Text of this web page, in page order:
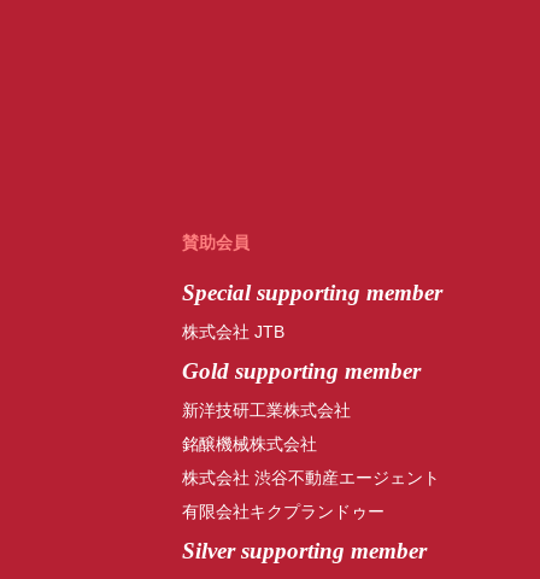
賛助会員
Specialsupporting member
株式会社 JTB
Gold supporting member
新洋技研工業株式会社
銘醸機械株式会社
株式会社 渋谷不動産エージェント
有限会社キクプランドゥー
Silver supporting member